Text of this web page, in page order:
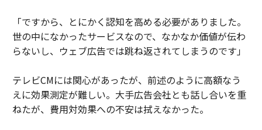
「ですから、とにかく認知を高める必要がありました。
世の中になかったサービスなので、なかなか価値が伝わ
らないし、ウェブ広告では跳ね返されてしまうのです」
テレビCMには関心があったが、前述のように高額なう
えに効果測定が難しい。大手広告会社とも話し合いを重
ねたが、費用対効果への不安は拭えなかった。